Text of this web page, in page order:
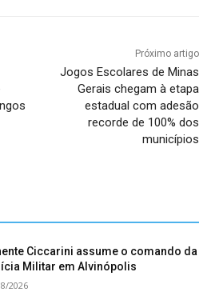
Próximo artigo
Jogos Escolares de Minas
Gerais chegam à etapa
estadual com adesão
recorde de 100% dos
municípios
Ciccarini assume o comando da
Militar em Alvinópolis
2026